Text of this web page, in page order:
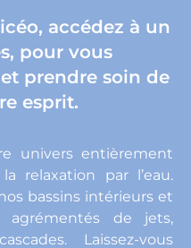
accédez à un
pour vous
prendre soin de
esprit.
univers entièrement
relaxation par l’eau.
bassins intérieurs et
agrémentés de jets,
Laissez-vous